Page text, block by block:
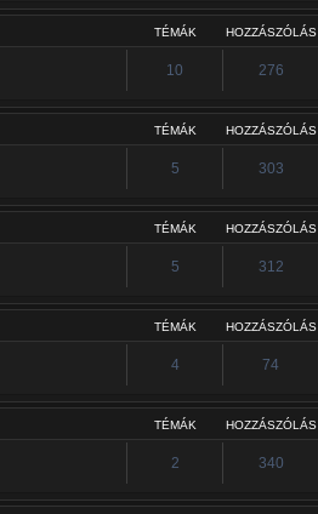
TÉMÁK HOZZÁSZÓLÁS
10 276
TÉMÁK HOZZÁSZÓLÁS
5 303
TÉMÁK HOZZÁSZÓLÁS
5 312
TÉMÁK HOZZÁSZÓLÁS
4 74
TÉMÁK HOZZÁSZÓLÁS
2 340